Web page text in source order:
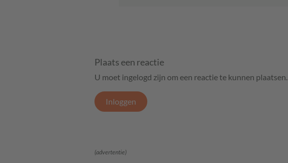
Plaats een reactie
U moet ingelogd zijn om een reactie te kunnen plaatsen.
Inloggen
(advertentie)